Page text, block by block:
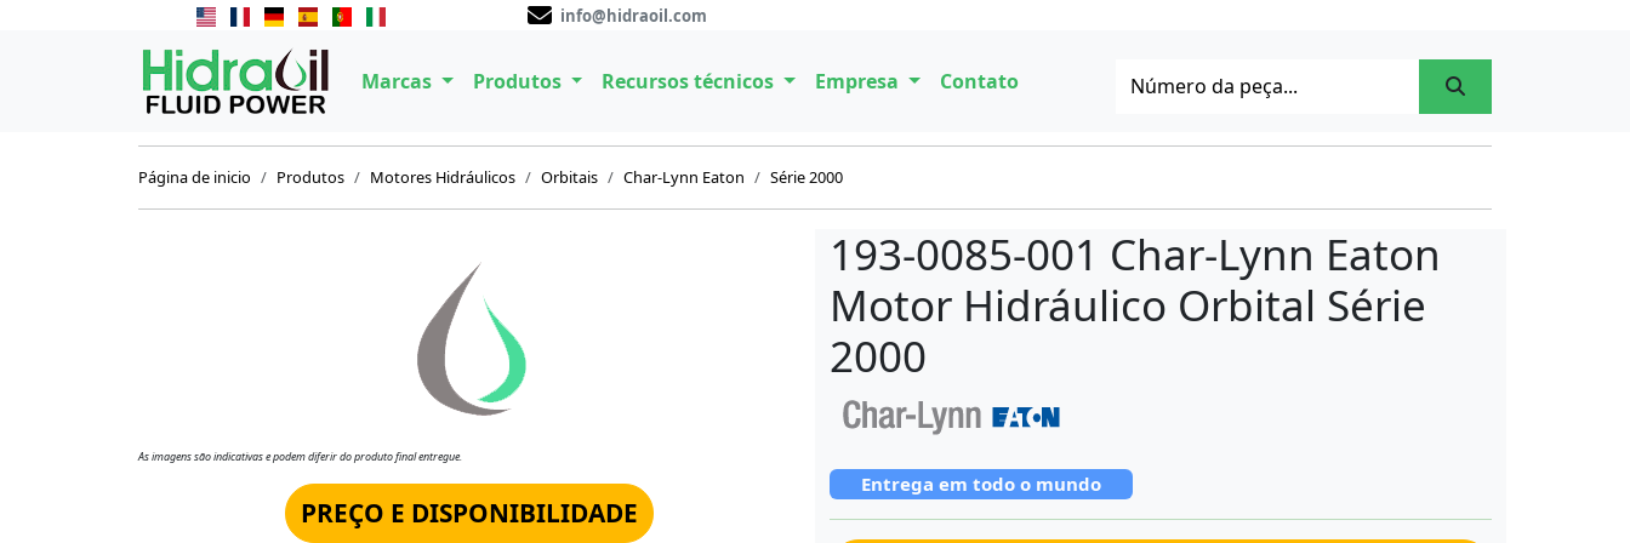
info@hidraoil.com
Marcas Produtos Recursos técnicos Empresa Contato
Página de inicio Produtos Motores Hidráulicos Orbitais Char-Lynn Eaton Série 2000
As imagens são indicativas e podem diferir do produto final entregue.
PREÇO E DISPONIBILIDADE
193-0085-001 Char-Lynn Eaton
Motor Hidráulico Orbital Série
2000
Entrega em todo o mundo